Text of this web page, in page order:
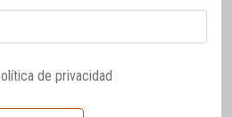
de privacidad